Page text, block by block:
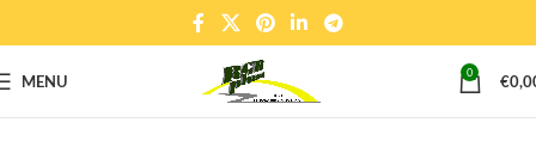
MENU 0 €